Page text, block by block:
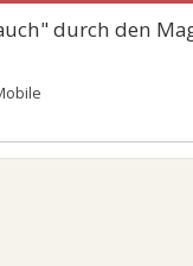
durch den